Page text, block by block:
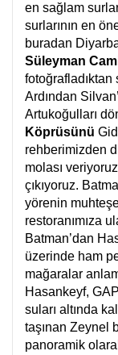
en sağlam
surlarının en
buradan
Süleyman
fotoğrafladıktan
Ardından
Artukoğulları
Köprüsünü
rehberimizden
molası
çıkıyoruz.
yörenin
restoranımıza
Batman’dan
üzerinde ham
mağaralar
Hasankeyf,
suları altında
taşınan Zeynel
panoramik